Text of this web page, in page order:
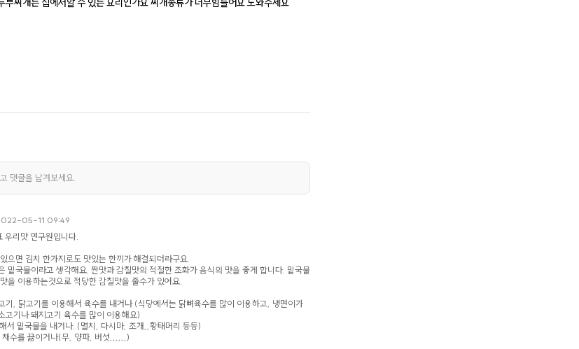
부찌개는 집에서할 수 있는 요리인가요 찌개종류가 너무힘들어요 도와주세요
댓글을 남겨보세요.
05-11 09:49
우리맛 연구원입니다.
으면 김치 한가지로도 맛있는 한끼가 해결되더라구요.
밑국물이라고 생각해요. 짠맛과 감칠맛의 적절한 조화가 음식의 맛을 좋게 합니다. 밑국물
을 이용하는것으로 적당한 감칠맛을 줄수가 있어요.
기, 닭고기를 이용해서 육수를 내거나 (식당에서는 닭뼈육수를 많이 이용하고, 냉면이가
고기나 돼지고기 육수를 많이 이용해요)
서 밑국물을 내거나..(멸치, 다시마, 조개,,황태머리 등등)
채수를 끓이거나(무, 양파, 버섯,,,,,,)